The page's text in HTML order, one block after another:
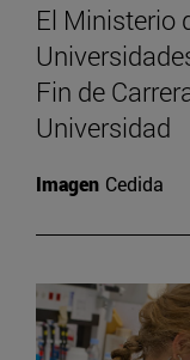
El Ministerio
Fin de
Universidad
Imagen Cedida